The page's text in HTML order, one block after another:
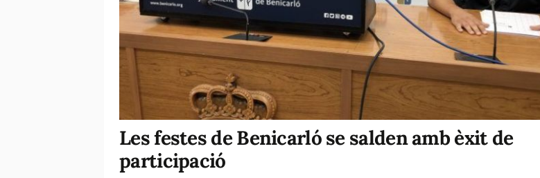
Les festes de Benicarló se salden amb èxit de
participació